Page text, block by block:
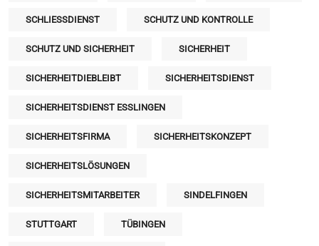
SCHLIESSDIENST SCHUTZ UND KONTROLLE
SCHUTZ UND SICHERHEIT SICHERHEIT
SICHERHEITDIEBLEIBT SICHERHEITSDIENST
SICHERHEITSDIENST ESSLINGEN
SICHERHEITSFIRMA SICHERHEITSKONZEPT
SICHERHEITSLÖSUNGEN
SICHERHEITSMITARBEITER SINDELFINGEN
STUTTGART TÜBINGEN